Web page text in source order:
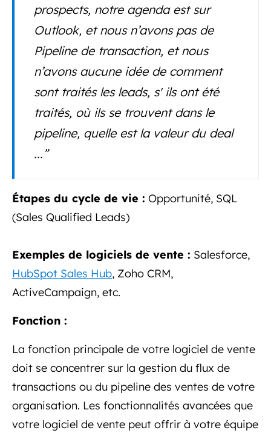
prospects, notre agenda est sur
Outlook, et nous n’avons pas de
Pipeline de transaction, et nous
n’avons aucune idée de comment
sont traités les leads, s' ils ont été
traités, où ils se trouvent dans le
pipeline, quelle est la valeur du deal
...”
Étapes du cycle de vie : Opportunité, SQL
(Sales Qualified Leads)
Exemples de logiciels de vente : Salesforce,
HubSpot Sales Hub, Zoho CRM,
ActiveCampaign, etc.
Fonction :
La fonction principale de votre logiciel de vente
doit se concentrer sur la gestion du flux de
transactions ou du pipeline des ventes de votre
organisation. Les fonctionnalités avancées que
votre logiciel de vente peut offrir à votre équipe